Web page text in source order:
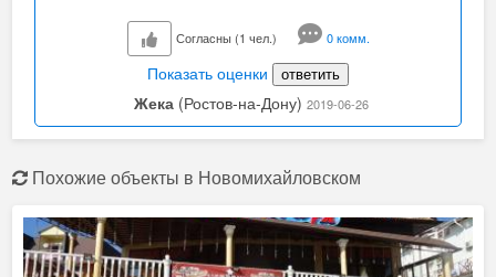
Согласны (1 чел.) 0 комм.
Показать оценки ответить
Жека (Ростов-на-Дону) 2019-06-26
Похожие объекты в Новомихайловском